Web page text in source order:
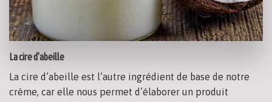
La cire d’abeille
La cire d’abeille est l’autre ingrédient de base de notre
crème, car elle nous permet d’élaborer un produit